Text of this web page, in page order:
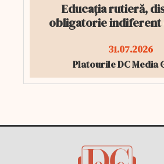
Educația rutieră,
obligatorie indiferent
31.07.2026
Platourile DC Media